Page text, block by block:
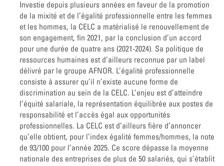
Investie depuis plusieurs années en faveur de la promotion
de la mixité et de l’égalité professionnelle entre les femmes
et les hommes, la CELC a matérialisé le renouvellement de
son engagement, fin 2021, par la conclusion d’un accord
pour une durée de quatre ans (2021-2024). Sa politique de
ressources humaines est d’ailleurs reconnue par un label
délivré par le groupe AFNOR. L’égalité professionnelle
consiste à assurer qu’il n’existe aucune forme de
discrimination au sein de la CELC. L’enjeu est d’atteindre
l’équité salariale, la représentation équilibrée aux postes de
responsabilité et l’accès égal aux opportunités
professionnelles. La CELC est d’ailleurs fière d’annoncer
qu’elle obtient, pour l’index égalité femmes/hommes, la note
de 93/100 pour l’année 2025. Ce score dépasse la moyenne
nationale des entreprises de plus de 50 salariés, qui s’établit